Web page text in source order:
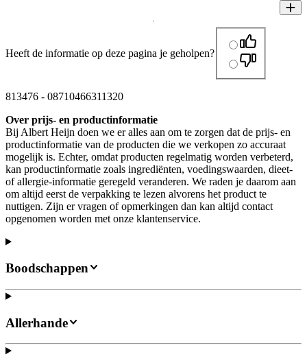
Heeft de informatie op deze pagina je geholpen?
813476 - 08710466311320
Over prijs- en productinformatie
Bij Albert Heijn doen we er alles aan om te zorgen dat de prijs- en
productinformatie van de producten die we verkopen zo accuraat
mogelijk is. Echter, omdat producten regelmatig worden verbeterd,
kan productinformatie zoals ingrediënten, voedingswaarden, dieet-
of allergie-informatie geregeld veranderen. We raden je daarom aan
om altijd eerst de verpakking te lezen alvorens het product te
nuttigen. Zijn er vragen of opmerkingen dan kan altijd contact
opgenomen worden met onze klantenservice.
Boodschappen
Allerhande